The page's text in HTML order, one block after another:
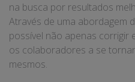
na busca por resultados
Através de uma abordagem
possível não apenas corrigir
os colaboradores a se
mesmos.